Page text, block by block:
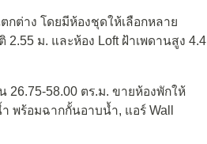
ต่าง โดยมีห้องชุดให้เลือกหลาย
ม. และห้อง Loft ฝ้าเพดานสูง 4.4
26.75-58.00 ตร.ม. ขายห้องพักให้
พร้อมฉากกั้นอาบน้ำ, แอร์ Wall